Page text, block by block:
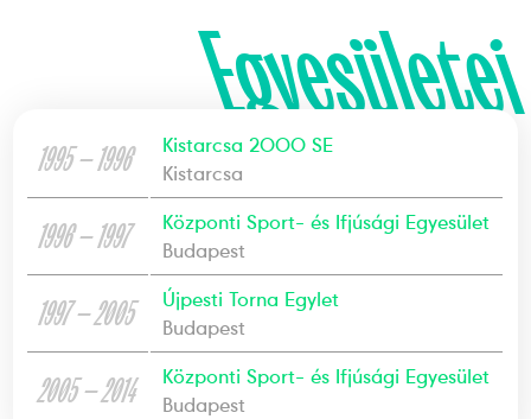
Egyesületei
1995 — 1996
Kistarcsa 2000 SE
Kistarcsa
1996 — 1997
Központi Sport- és Ifjúsági Egyesület
Budapest
1997 — 2005
Újpesti Torna Egylet
Budapest
2005 — 2014
Központi Sport- és Ifjúsági Egyesület
Budapest